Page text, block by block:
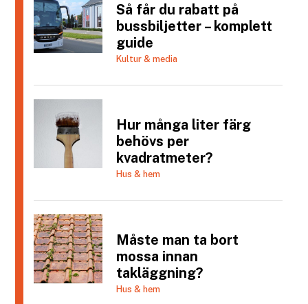
Så får du rabatt på
bussbiljetter – komplett
guide
Kultur & media
Hur många liter färg
behövs per
kvadratmeter?
Hus & hem
Måste man ta bort
mossa innan
takläggning?
Hus & hem